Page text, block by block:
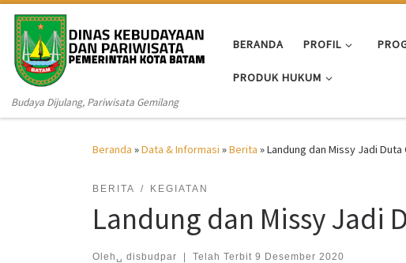
Skip to content
Budaya Dijulang, Pariwisata Gemilang
BERANDA PROFIL
PRODUK HUKUM
Beranda »Data & Informasi »Berita »Landung dan Missy Jadi Duta
BERITA KEGIATAN
Landung dan Missy Jadi
Oleh␣ disbudpar Telah Terbit 9 Desember 2020